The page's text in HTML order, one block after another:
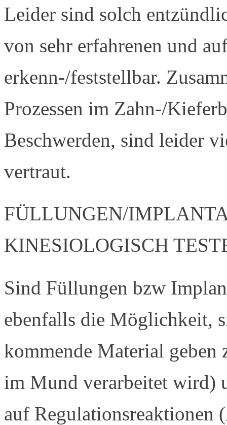
Leider sind solch
von sehr erfahrenen und
erkenn-/feststellbar.
Prozessen im Zahn-/
Beschwerden, sind leider
vertraut.
FÜLLUNGEN/
KINESIOLOGISCH
Sind Füllungen bzw
ebenfalls die Möglichkeit,
kommende Material geben
im Mund verarbeitet wird)
auf